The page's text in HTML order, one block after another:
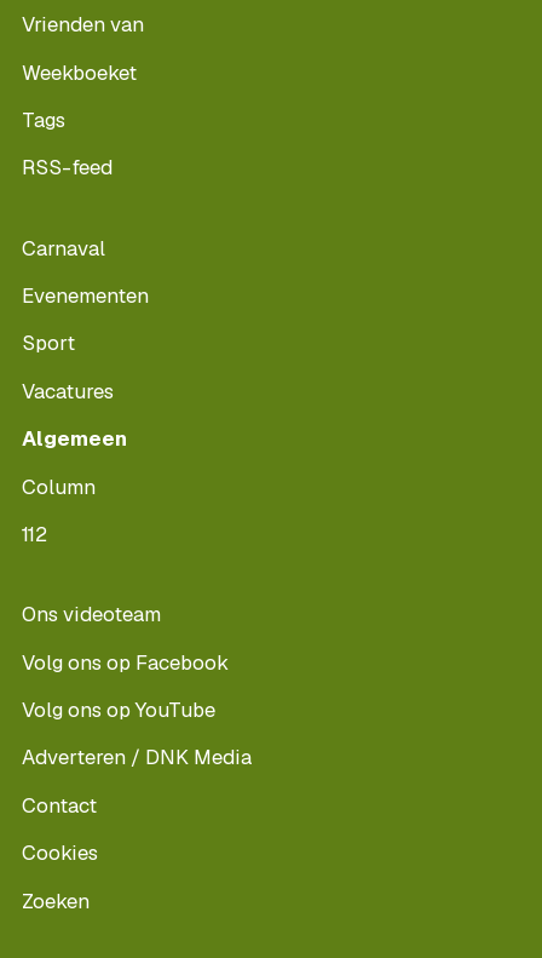
Vrienden van
Weekboeket
Tags
RSS-feed
Carnaval
Evenementen
Sport
Vacatures
Algemeen
Column
112
Ons videoteam
Volg ons op Facebook
Volg ons op YouTube
Adverteren / DNK Media
Contact
Cookies
Zoeken